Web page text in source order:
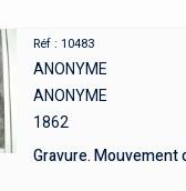
Réf : 10483
ANONYME
ANONYME
1862
Gravure. Mouvement